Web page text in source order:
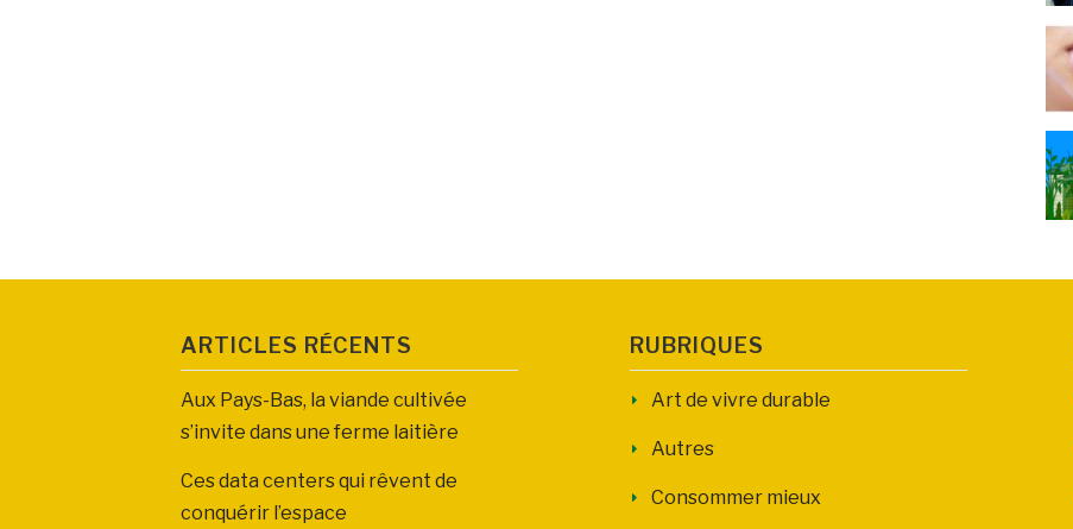
ARTICLES RÉCENTS
Aux Pays-Bas, la viande cultivée
s’invite dans une ferme laitière
Ces data centers qui rêvent de
conquérir l’espace
RUBRIQUES
Art de vivre durable
Autres
Consommer mieux